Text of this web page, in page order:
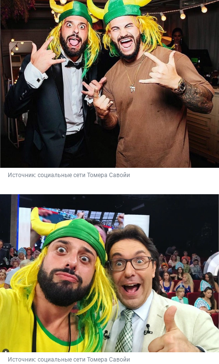
Источник: социальные сети Томера Савойи
Источник: социальные сети Томера Савойи